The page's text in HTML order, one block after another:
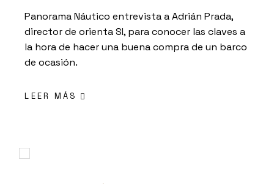
Panorama Náutico entrevista a Adrián Prada,
director de orienta SI, para conocer las claves a
la hora de hacer una buena compra de un barco
de ocasión.
LEER MÁS